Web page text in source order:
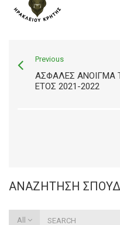
Previous
ΑΣΦΑΛΈΣ ΆΝΟΙΓΜΑ
ΈΤΟΣ 2021-2022
ΑΝΑΖΉΤΗΣΗ
All